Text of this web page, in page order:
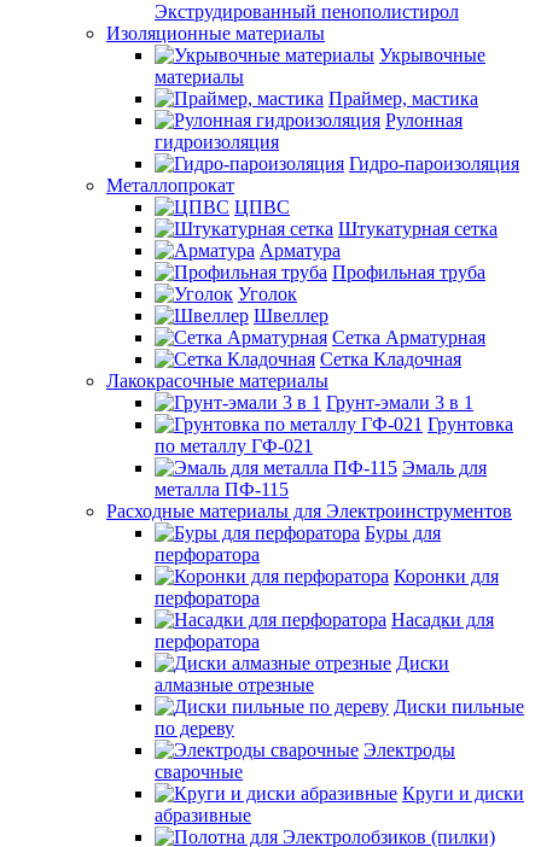
Экструдированный пенополистирол
Изоляционные материалы
Укрывочные
материалы
Праймер, мастика
Рулонная
гидроизоляция
Гидро-пароизоляция
Металлопрокат
ЦПВС
Штукатурная сетка
Арматура
Профильная труба
Уголок
Швеллер
Сетка Арматурная
Сетка Кладочная
Лакокрасочные материалы
Грунт-эмали 3 в 1
Грунтовка
по металлу ГФ-021
Эмаль для
металла ПФ-115
Расходные материалы для Электроинструментов
Буры для
перфоратора
Коронки для
перфоратора
Насадки для
перфоратора
Диски
алмазные отрезные
Диски пильные
по дереву
Электроды
сварочные
Круги и диски
абразивные